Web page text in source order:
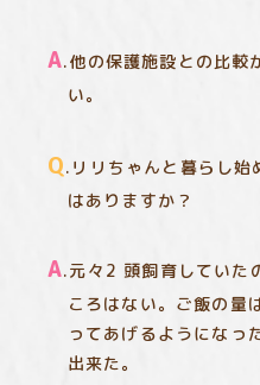
A.他の保護施設との比較
い。
Q.リリちゃんと暮らし始
はありますか？
A.元々2 頭飼育していた
ころはない。ご飯の量
ってあげるようになっ
出来た。